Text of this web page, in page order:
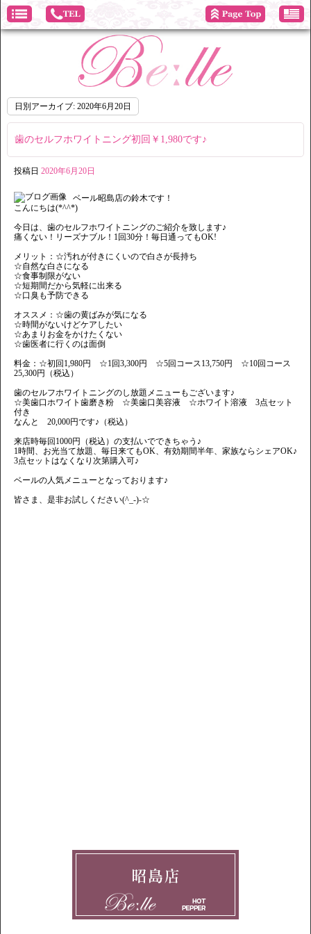
日別アーカイブ: 2020年6月20日
歯のセルフホワイトニング初回￥1,980です♪
投稿日 2020年6月20日
ベール昭島店の鈴木です！
こんにちは(*^^*)
今日は、歯のセルフホワイトニングのご紹介を致します♪
痛くない！リーズナブル！1回30分！毎日通ってもOK!
メリット：☆汚れが付きにくいので白さが長持ち
☆自然な白さになる
☆食事制限がない
☆短期間だから気軽に出来る
☆口臭も予防できる
オススメ：☆歯の黄ばみが気になる
☆時間がないけどケアしたい
☆あまりお金をかけたくない
☆歯医者に行くのは面倒
料金：☆初回1,980円 ☆1回3,300円 ☆5回コース13,750円 ☆10回コース
25,300円（税込）
歯のセルフホワイトニングのし放題メニューもございます♪
☆美歯口ホワイト歯磨き粉 ☆美歯口美容液 ☆ホワイト溶液 3点セット
付き
なんと 20,000円です♪（税込）
来店時毎回1000円（税込）の支払いでできちゃう♪
1時間、お光当て放題、毎日来てもOK、有効期間半年、家族ならシェアOK♪
3点セットはなくなり次第購入可♪
ベールの人気メニューとなっております♪
皆さま、是非お試しください(^_-)-☆